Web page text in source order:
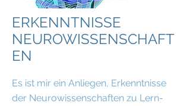
ERKENNTNISSE
NEUROWISSENSCHAFT
EN
Es ist mir ein Anliegen, Erkenntnisse
der Neurowissenschaften zu Lern-